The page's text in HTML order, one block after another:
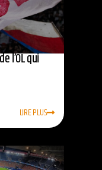
l’OL qui
LIRE PLUS